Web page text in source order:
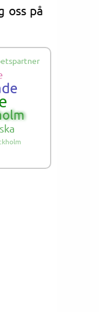
oss på